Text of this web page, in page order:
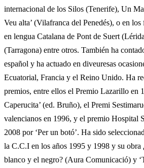
internacional de los Silos (Tenerife), Un
Veu alta’ (Vilafranca del Penedés), o en los
en lengua Catalana de Pont de Suert
(Tarragona) entre otros. También ha
español y ha actuado en diveuresas
Ecuatorial, Francia y el Reino Unido. Ha
premios, entre ellos el Premio Lazarillo en
Caperucita’ (ed. Bruño), el Premi
valencianos en 1996, y el premio Hospital
2008 por ‘Per un botó’. Ha sido
la C.C.I en los años 1995 y 1998 y su obra
blanco y el negro? (Aura Comunicació) y